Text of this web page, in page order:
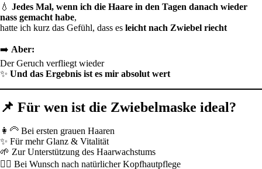
💧 Jedes Mal, wenn ich die Haare in den Tagen danach wieder
nass gemacht habe,
hatte ich kurz das Gefühl, dass es leicht nach Zwiebel riecht
➡️ Aber:
Der Geruch verfliegt wieder
✨ Und das Ergebnis ist es mir absolut wert
📌 Für wen ist die Zwiebelmaske ideal?
👩‍🦳 Bei ersten grauen Haaren
✨ Für mehr Glanz & Vitalität
🌱 Zur Unterstützung des Haarwachstums
💆‍♀️ Bei Wunsch nach natürlicher Kopfhautpflege